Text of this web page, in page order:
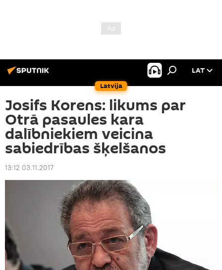
Latvija
LAT
Josifs Korens: likums par
Otrā pasaules kara
dalībniekiem veicina
sabiedrības šķelšanos
13:12 03.11.2017